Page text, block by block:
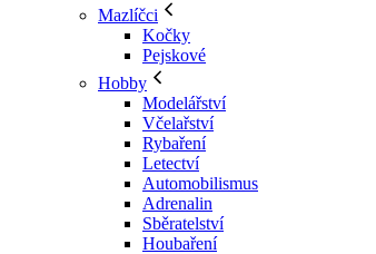
Mazlíčci
Kočky
Pejskové
Hobby
Modelářství
Včelařství
Rybaření
Letectví
Automobilismus
Adrenalin
Sběratelství
Houbaření